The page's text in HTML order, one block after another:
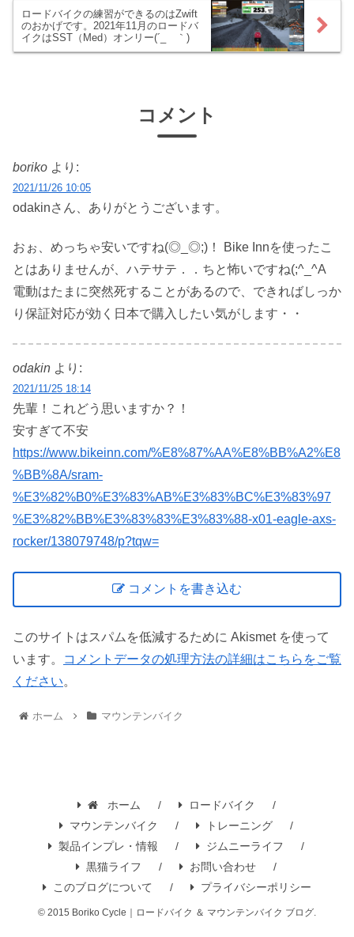
ロードバイクの練習ができるのはZwift
のおかげです。2021年11月のロードバ
イクはSST（Med）オンリー(´_ゝ｀)
コメント
boriko より:
2021/11/26 10:05
odakinさん、ありがとうございます。
おぉ、めっちゃ安いですね(◎_◎;)！ Bike Innを使ったこ
とはありませんが、ハテサテ．．ちと怖いですね(;^_^A
電動はたまに突然死することがあるので、できればしっか
り保証対応が効く日本で購入したい気がします・・
odakin より:
2021/11/25 18:14
先輩！これどう思いますか？！
安すぎて不安
https://www.bikeinn.com/%E8%87%AA%E8%BB%A2%E8
%BB%8A/sram-
%E3%82%B0%E3%83%AB%E3%83%BC%E3%83%97
%E3%82%BB%E3%83%83%E3%83%88-x01-eagle-axs-
rocker/138079748/p?tqw=
コメントを書き込む
このサイトはスパムを低減するために Akismet を使って
います。
コメントデータの処理方法の詳細はこちらをご覧
ください。
ホーム マウンテンバイク
ホーム
ロードバイク
マウンテンバイク
トレーニング
製品インプレ・情報
ジムニーライフ
黒猫ライフ
お問い合わせ
このブログについて
プライバシーポリシー
© 2015 Boriko Cycle｜ロードバイク ＆ マウンテンバイク ブログ.